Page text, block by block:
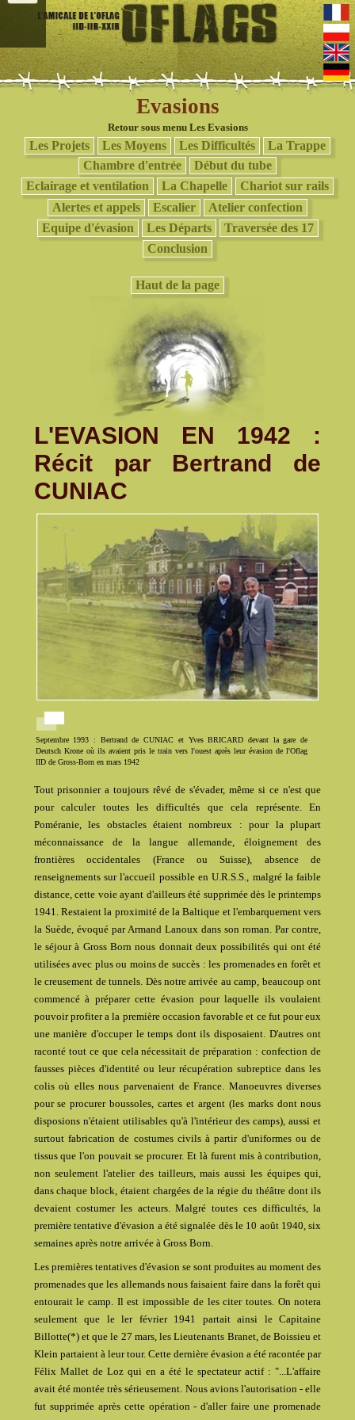
Evasions
Retour sous menu Les Evasions
Les Projets Les Moyens Les Difficultés
La Trappe
Chambre d'entrée
Début du tube
Eclairage et ventilation
La Chapelle
Chariot sur rails
Alertes et appels
Escalier
Atelier confection
Equipe d'évasion
Les Départs
Traversée des 17
Conclusion
Haut de la page
L'EVASION EN 1942 :
Récit par Bertrand de
CUNIAC
Septembre 1993 : Bertrand de CUNIAC et Yves BRICARD devant la gare de
Deutsch Krone où ils avaient pris le train vers l'ouest après leur évasion de l'Oflag
IID de Gross-Born en mars 1942
Tout prisonnier a toujours rêvé de s'évader, même si ce n'est que
pour calculer toutes les difficultés que cela représente. En
Poméranie, les obstacles étaient nombreux : pour la plupart
méconnaissance de la langue allemande, éloignement des
frontières occidentales (France ou Suisse), absence de
renseignements sur l'accueil possible en U.R.S.S., malgré la faible
distance, cette voie ayant d'ailleurs été supprimée dès le printemps
1941. Restaient la proximité de la Baltique et l'embarquement vers
la Suède, évoqué par Armand Lanoux dans son roman. Par contre,
le séjour à Gross Born nous donnait deux possibilités qui ont été
utilisées avec plus ou moins de succès : les promenades en forêt et
le creusement de tunnels. Dès notre arrivée au camp, beaucoup ont
commencé à préparer cette évasion pour laquelle ils voulaient
pouvoir profiter a la première occasion favorable et ce fut pour eux
une manière d'occuper le temps dont ils disposaient. D'autres ont
raconté tout ce que cela nécessitait de préparation : confection de
fausses pièces d'identité ou leur récupération subreptice dans les
colis où elles nous parvenaient de France. Manoeuvres diverses
pour se procurer boussoles, cartes et argent (les marks dont nous
disposions n'étaient utilisables qu'à l'intérieur des camps), aussi et
surtout fabrication de costumes civils à partir d'uniformes ou de
tissus que l'on pouvait se procurer. Et là furent mis à contribution,
non seulement l'atelier des tailleurs, mais aussi les équipes qui,
dans chaque block, étaient chargées de la régie du théâtre dont ils
devaient costumer les acteurs. Malgré toutes ces difficultés, la
première tentative d'évasion a été signalée dès le 10 août 1940, six
semaines après notre arrivée à Gross Born.
Les premières tentatives d'évasion se sont produites au moment des
promenades que les allemands nous faisaient faire dans la forêt qui
entourait le camp. Il est impossible de les citer toutes. On notera
seulement que le ler février 1941 partait ainsi le Capitaine
Billotte(*) et que le 27 mars, les Lieutenants Branet, de Boissieu et
Klein partaient à leur tour. Cette dernière évasion a été racontée par
Félix Mallet de Loz qui en a été le spectateur actif : "...L'affaire
avait été montée très sérieusement. Nous avions l'autorisation - elle
fut supprimée après cette opération - d'aller faire une promenade